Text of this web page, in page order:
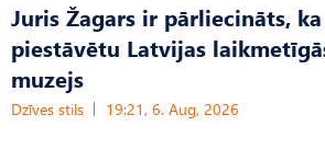
Juris Žagars ir pārliecināts, ka
piestāvētu Latvijas
muzejs
Dzīves stils 19:21, 6. Aug, 2026